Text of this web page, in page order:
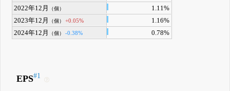
2022年12月
（個）
1.11%
2023年12月
（個） +0.05%
1.16%
2024年12月
（個） -0.38% 0.78%
EPS#1